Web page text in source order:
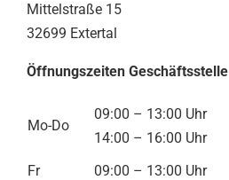
Mittelstraße 15
32699 Extertal
Öffnungszeiten Geschäftsstelle
Mo-Do
09:00 – 13:00 Uhr
14:00 – 16:00 Uhr
Fr
09:00 – 13:00 Uhr